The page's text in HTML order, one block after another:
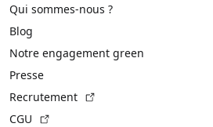
Qui sommes-nous ?
Blog
Notre engagement green
Presse
Recrutement
CGU